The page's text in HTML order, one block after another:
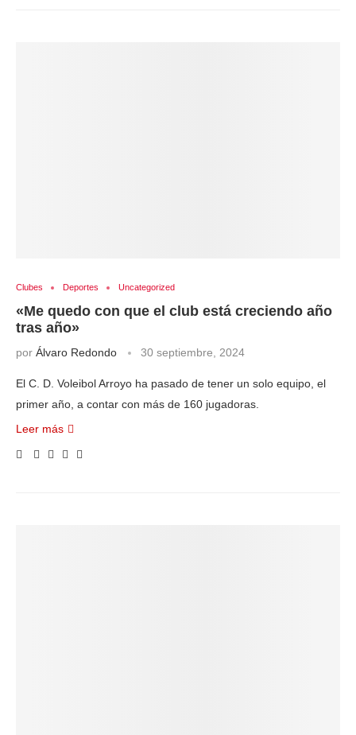
Clubes Deportes Uncategorized
«Me quedo con que el club está creciendo año
tras año»
por Álvaro Redondo 30 septiembre, 2024
El C. D. Voleibol Arroyo ha pasado de tener un solo equipo, el
primer año, a contar con más de 160 jugadoras.
Leer más